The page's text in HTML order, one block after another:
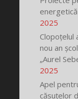
energetică
2025
Clopoțelul
nou an
„Aurel
2025
Apel
căsuțelor